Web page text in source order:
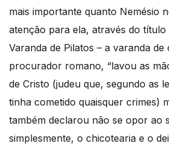
mais importante quanto Nemésio
atenção para ela, através do
Varanda de Pilatos – a varanda de
procurador romano, “lavou as
de Cristo (judeu que, segundo as
tinha cometido quaisquer crimes)
também declarou não se opor ao
simplesmente, o chicotearia e o